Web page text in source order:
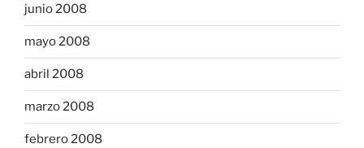
junio 2008
mayo 2008
abril 2008
marzo 2008
febrero 2008